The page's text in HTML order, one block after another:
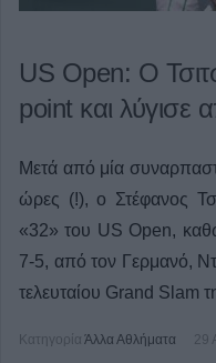
US Open: Ο
point και λύγισε
Μετά από μία
ώρες (!), ο Στέφανος
«32» του US Open,
7-5, από τον Γερμανό,
τελευταίου Grand Slam
Κατηγορία Άλλα Αθλήματα 29